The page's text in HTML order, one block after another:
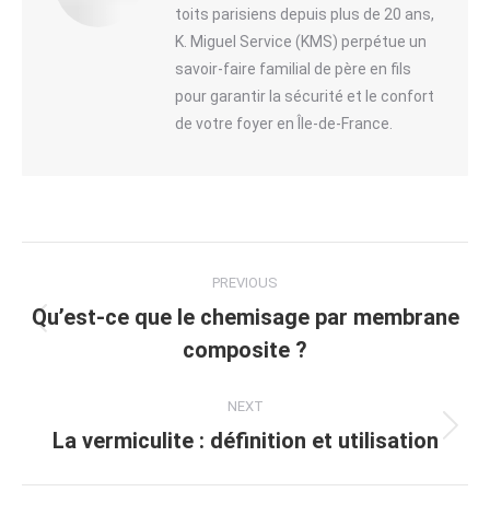
toits parisiens depuis plus de 20 ans,
K. Miguel Service (KMS) perpétue un
savoir-faire familial de père en fils
pour garantir la sécurité et le confort
de votre foyer en Île-de-France.
navigation
PREVIOUS
Previous
post:
Qu’est-ce que le chemisage par membrane
composite ?
NEXT
Next
La vermiculite : définition et utilisation